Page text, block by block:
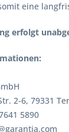
eine
erfolgt
2-6, 79331
5890